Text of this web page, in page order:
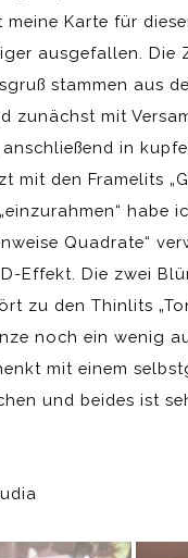
meine Karte für
ausgefallen. Die
stammen aus
zunächst mit
in
mit den Framelits
habe
Quadrate“
Effekt. Die zwei
zu den Thinlits
noch ein wenig
mit einem
und beides ist